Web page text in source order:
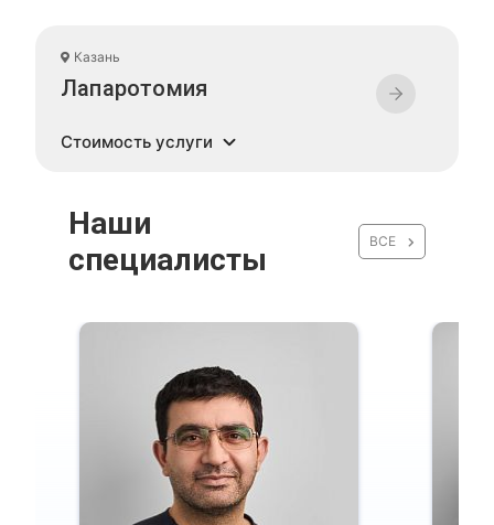
Казань
Лапаротомия
Стоимость услуги
Наши
специалисты
ВСЕ